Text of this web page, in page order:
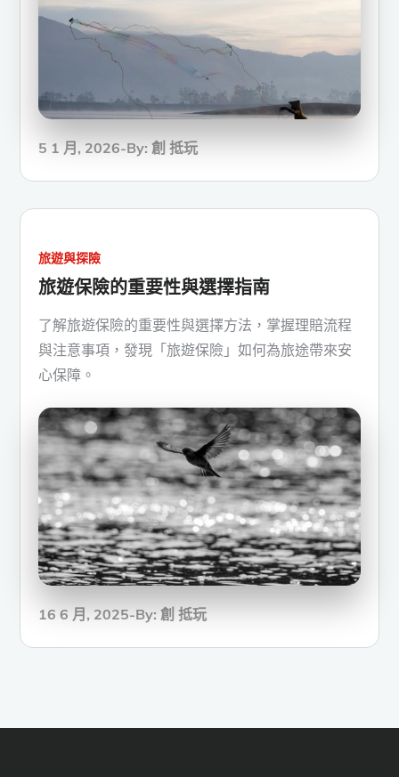
Posted
5 1 月, 2026 By:創 抵玩
旅遊與探險
旅遊保險的重要性與選擇指南
了解旅遊保險的重要性與選擇方法，掌握理賠流程
與注意事項，發現「旅遊保險」如何為旅途帶來安
心保障。
Posted
16 6 月, 2025 By:創 抵玩